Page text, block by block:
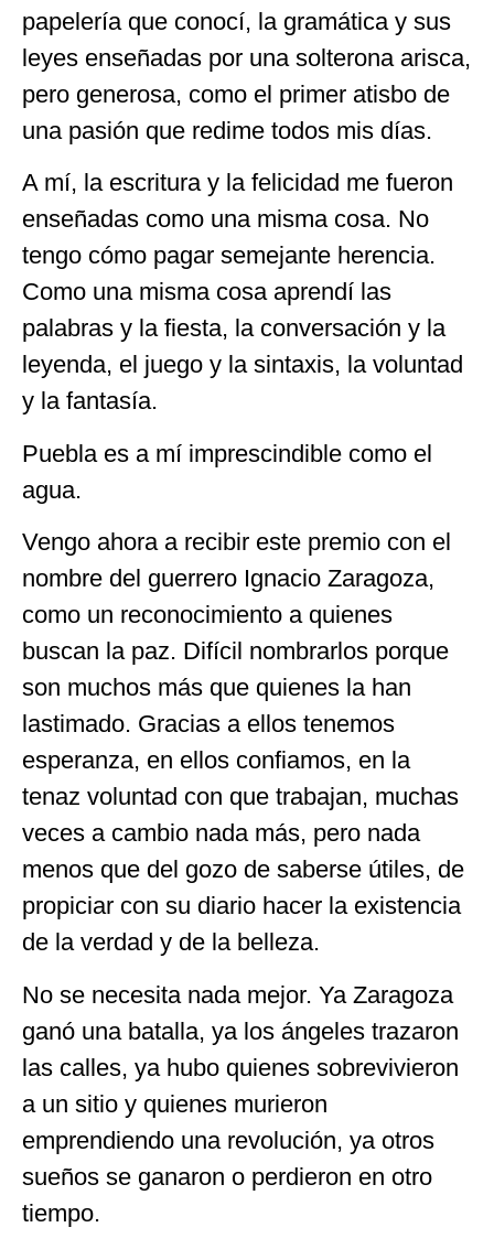
papelería que conocí, la gramática y sus
leyes enseñadas por una solterona arisca,
pero generosa, como el primer atisbo de
una pasión que redime todos mis días.
A mí, la escritura y la felicidad me fueron
enseñadas como una misma cosa. No
tengo cómo pagar semejante herencia.
Como una misma cosa aprendí las
palabras y la fiesta, la conversación y la
leyenda, el juego y la sintaxis, la voluntad
y la fantasía.
Puebla es a mí imprescindible como el
agua.
Vengo ahora a recibir este premio con el
nombre del guerrero Ignacio Zaragoza,
como un reconocimiento a quienes
buscan la paz. Difícil nombrarlos porque
son muchos más que quienes la han
lastimado. Gracias a ellos tenemos
esperanza, en ellos confiamos, en la
tenaz voluntad con que trabajan, muchas
veces a cambio nada más, pero nada
menos que del gozo de saberse útiles, de
propiciar con su diario hacer la existencia
de la verdad y de la belleza.
No se necesita nada mejor. Ya Zaragoza
ganó una batalla, ya los ángeles trazaron
las calles, ya hubo quienes sobrevivieron
a un sitio y quienes murieron
emprendiendo una revolución, ya otros
sueños se ganaron o perdieron en otro
tiempo.